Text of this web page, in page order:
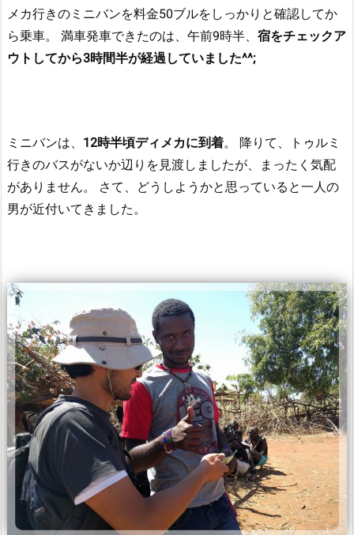
メカ行きのミニバンを料金50ブルをしっかりと確認してか
ら乗車。
満車発車できたのは、午前9時半、 宿をチェックア
ウトしてから3時間半が経過していました^^;
ミニバンは、 12時半頃ディメカに到着。
降りて、トゥルミ
行きのバスがないか辺りを見渡しましたが、まったく気配
がありません。
さて、どうしようかと思っていると一人の
男が近付いてきました。